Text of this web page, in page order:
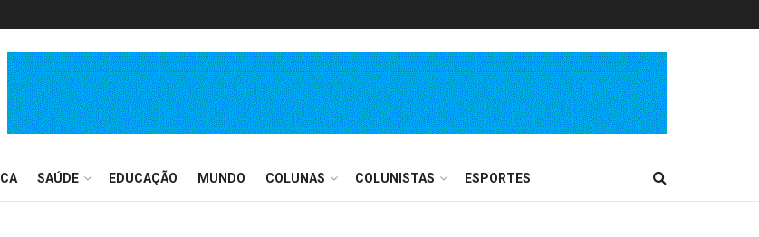
SAÚDE EDUCAÇÃO MUNDO COLUNAS COLUNISTAS ESPORTES